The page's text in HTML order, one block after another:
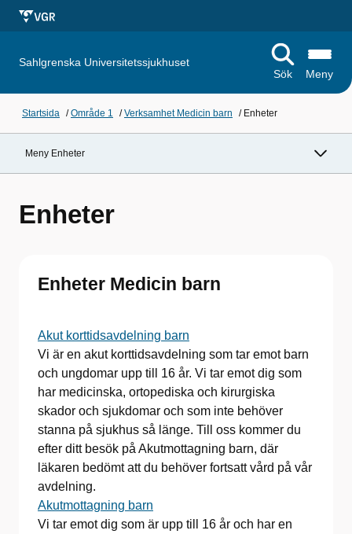
Sahlgrenska Universitetssjukhuset
Sök
Meny
Startsida /Område 1 /Verksamhet Medicin barn / Enheter
Meny Enheter
Enheter
Enheter Medicin barn
Akut korttidsavdelning barn
Vi är en akut korttidsavdelning som tar emot barn
och ungdomar upp till 16 år. Vi tar emot dig som
har medicinska, ortopediska och kirurgiska
skador och sjukdomar och som inte behöver
stanna på sjukhus så länge. Till oss kommer du
efter ditt besök på Akutmottagning barn, där
läkaren bedömt att du behöver fortsatt vård på vår
avdelning.
Akutmottagning barn
Vi tar emot dig som är upp till 16 år och har en